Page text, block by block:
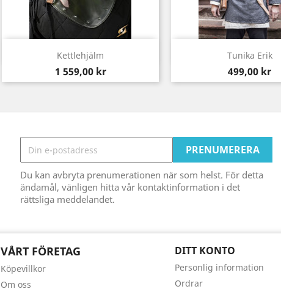
Kettlehjälm
Pris
1 559,00 kr
Snabbvy Tunika Erik
Pris
499,00 kr
Snabbvy
Du kan avbryta prenumerationen när som helst. För detta
ändamål, vänligen hitta vår kontaktinformation i det
rättsliga meddelandet.
VÅRT FÖRETAG
Köpevillkor
Om oss
DITT KONTO
Personlig information
Ordrar